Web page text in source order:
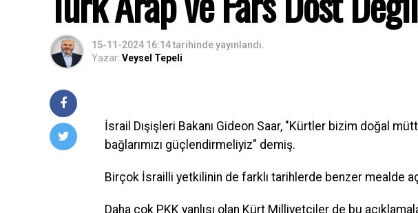
15-11-2024 16:14tarihinde yayınlandı.
Yazar: Veysel Tepeli
İsrail Dışişleri Bakanı Gideon Saar, "Kürtler bizim doğal
bağlarımızı güçlendirmeliyiz" demiş.
Birçok İsrailli yetkilinin de farklı tarihlerde benzer mealde
Daha çok PKK yanlısı olan Kürt Milliyetçiler de bu